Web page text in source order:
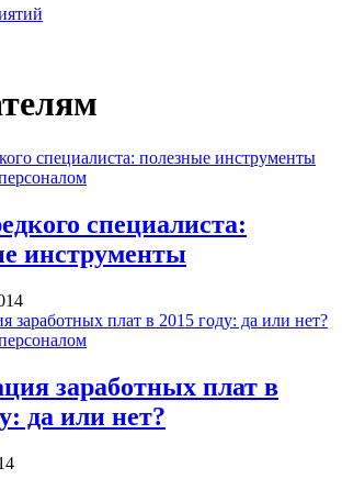
специалиста:
инструменты
заработных плат в
да или нет?